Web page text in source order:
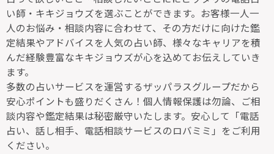
い師・キキジョウズを選ぶことができます。お客様一人一
人のお悩み・相談内容に合わせて、その方だけに向けた鑑
定結果やアドバイスを人気の占い師、様々なキャリアを積
んだ経験豊富なキキジョウズが心を込めてお伝えしていき
ます。
多数の占いサービスを運営するザッパラスグループだから
安心ポイントも盛りだくさん！個人情報保護は勿論、ご相
談内容や鑑定結果は秘密厳守いたします。安心して「電話
占い、話し相手、電話相談サービスのロバミミ」をご利用
ください。